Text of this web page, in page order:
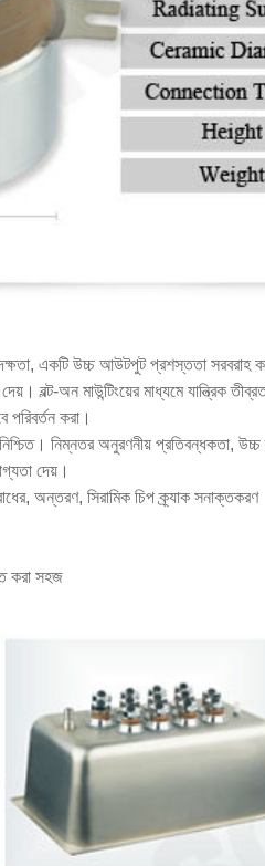
দক্ষতা, একটি উচ্চ আউটপুট প্রশস্ততা সরবরাহ
বল্ট-অন মাউন্টিংয়ের মাধ্যমে যান্ত্রিক
করা।
নিম্নতর অনুরণনীয় প্রতিবন্ধকতা, উচ্চ
দেয়।
অন্তরণ, সিরামিক চিপ ক্র্যাক সনাক্তকরণ
করা সহজ